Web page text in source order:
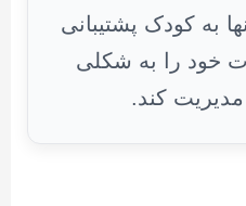
به کودک پشتیبانی
خود را به شکلی
کند.